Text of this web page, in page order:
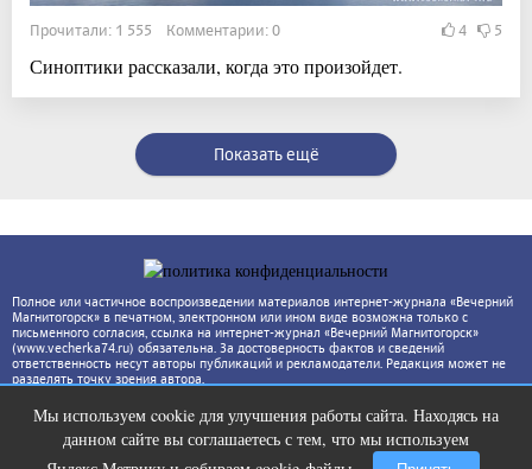
Прочитали: 1 555 Комментарии: 0 4 5
Синоптики рассказали, когда это произойдет.
Показать ещё
Полное или частичное воспроизведении материалов интернет-журнала «Вечерний
Магнитогорск» в печатном, электронном или ином виде возможна только с
письменного согласия, ссылка на интернет-журнал «Вечерний Магнитогорск»
(www.vecherka74.ru) обязательна. За достоверность фактов и сведений
ответственность несут авторы публикаций и рекламодатели. Редакция может не
разделять точку зрения автора.
Мы используем cookie для улучшения работы сайта. Находясь на
данном сайте вы соглашаетесь с тем, что мы используем
Этот трюк уничтожает грибок за 5
дней!